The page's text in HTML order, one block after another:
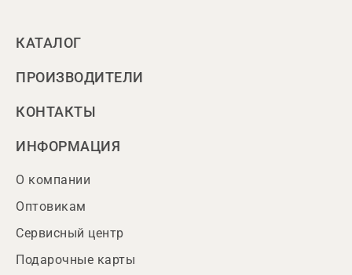
КАТАЛОГ
ПРОИЗВОДИТЕЛИ
КОНТАКТЫ
ИНФОРМАЦИЯ
О компании
Оптовикам
Сервисный центр
Подарочные карты